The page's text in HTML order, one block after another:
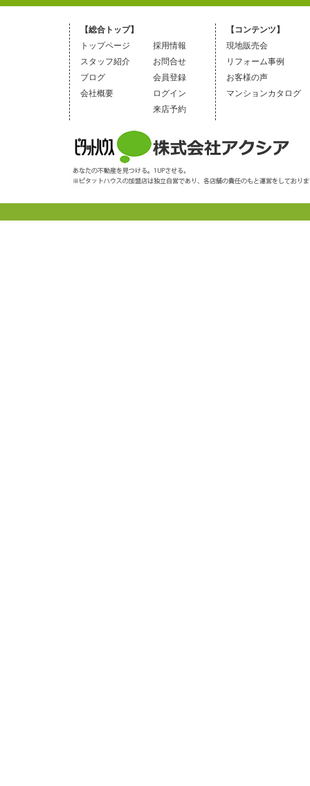
【総合トップ】
トップページ
スタッフ紹介
ブログ
会社概要
採用情報
お問合せ
会員登録
ログイン
来店予約
【コンテンツ】
現地販売会
リフォーム事例
お客様の声
マンションカタログ